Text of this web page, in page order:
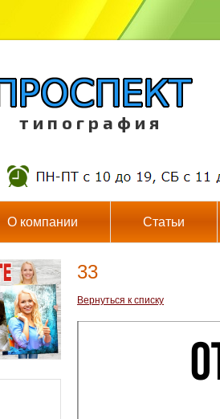
т и п о г р а ф и я
О компании Статьи
33
Вернуться к списку